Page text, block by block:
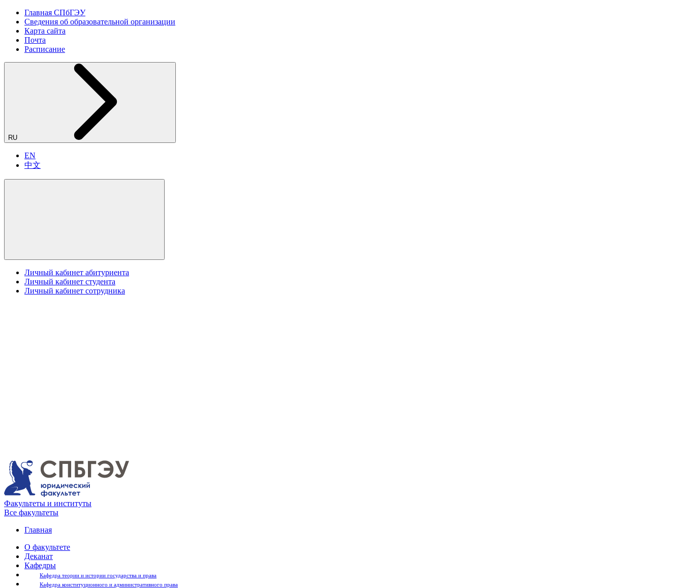
Главная СПбГЭУ
Сведения об образовательной организации
Карта сайта
Почта
Расписание
RU
EN
中文
Личный кабинет абитуриента
Личный кабинет студента
Личный кабинет сотрудника
Факультеты и институты
Все факультеты
Главная
О факультете
Деканат
Кафедры
Кафедра теории и истории государства и права
Кафедра конституционного и административного права